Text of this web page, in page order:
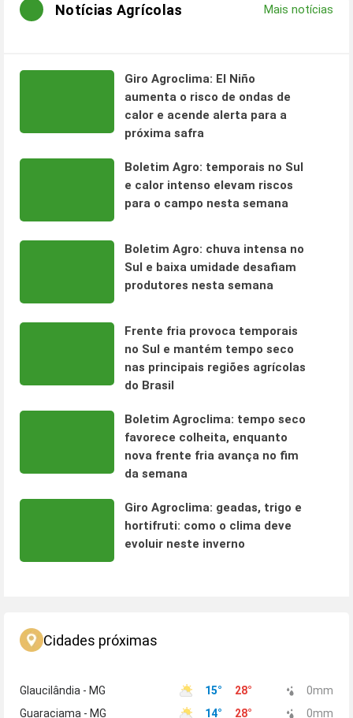
Notícias Agrícolas Mais notícias
Giro Agroclima: El Niño
aumenta o risco de ondas de
calor e acende alerta para a
próxima safra
Boletim Agro: temporais no Sul
e calor intenso elevam riscos
para o campo nesta semana
Boletim Agro: chuva intensa no
Sul e baixa umidade desafiam
produtores nesta semana
Frente fria provoca temporais
no Sul e mantém tempo seco
nas principais regiões agrícolas
do Brasil
Boletim Agroclima: tempo seco
favorece colheita, enquanto
nova frente fria avança no fim
da semana
Giro Agroclima: geadas, trigo e
hortifruti: como o clima deve
evoluir neste inverno
Cidades próximas
Glaucilândia - MG 15° 28° 0mm
Guaraciama - MG
14° 28° 0mm